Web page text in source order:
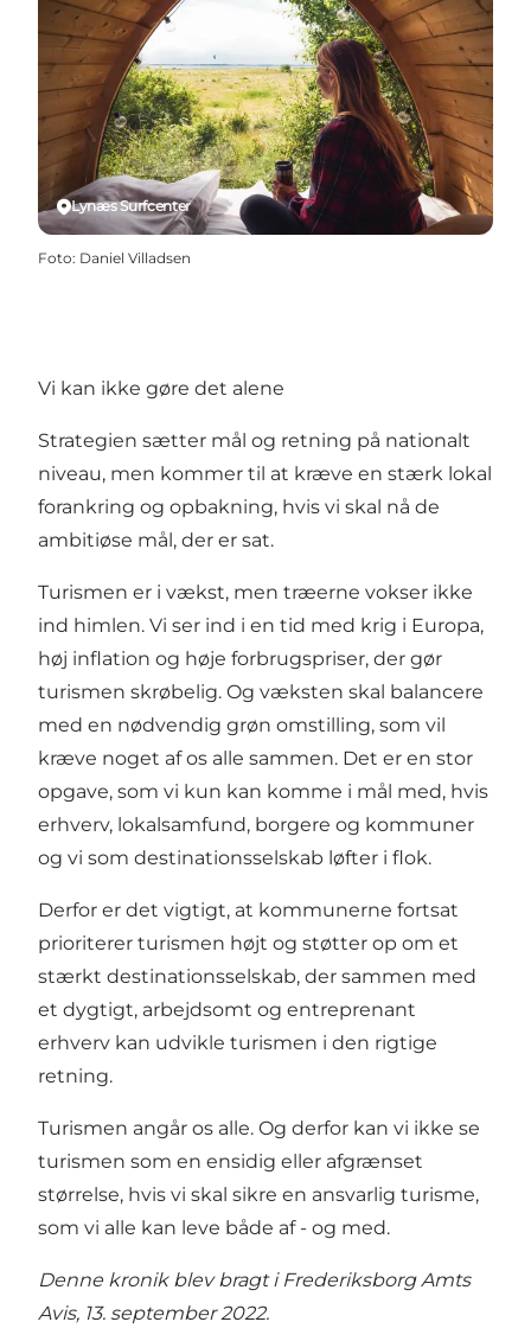
Lynæs Surfcenter
Foto: Daniel Villadsen
Vi kan ikke gøre det alene
Strategien sætter mål og retning på nationalt
niveau, men kommer til at kræve en stærk lokal
forankring og opbakning, hvis vi skal nå de
ambitiøse mål, der er sat.
Turismen er i vækst, men træerne vokser ikke
ind himlen. Vi ser ind i en tid med krig i Europa,
høj inflation og høje forbrugspriser, der gør
turismen skrøbelig. Og væksten skal balancere
med en nødvendig grøn omstilling, som vil
kræve noget af os alle sammen. Det er en stor
opgave, som vi kun kan komme i mål med, hvis
erhverv, lokalsamfund, borgere og kommuner
og vi som destinationsselskab løfter i flok.
Derfor er det vigtigt, at kommunerne fortsat
prioriterer turismen højt og støtter op om et
stærkt destinationsselskab, der sammen med
et dygtigt, arbejdsomt og entreprenant
erhverv kan udvikle turismen i den rigtige
retning.
Turismen angår os alle. Og derfor kan vi ikke se
turismen som en ensidig eller afgrænset
størrelse, hvis vi skal sikre en ansvarlig turisme,
som vi alle kan leve både af - og med.
Denne kronik blev bragt i Frederiksborg Amts
Avis, 13. september 2022.